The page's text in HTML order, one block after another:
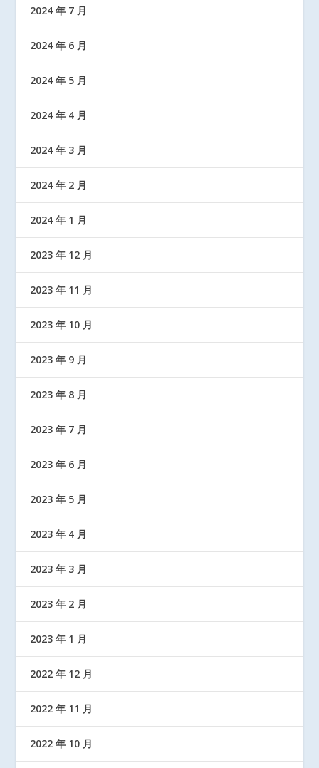
2024 年 7 月
2024 年 6 月
2024 年 5 月
2024 年 4 月
2024 年 3 月
2024 年 2 月
2024 年 1 月
2023 年 12 月
2023 年 11 月
2023 年 10 月
2023 年 9 月
2023 年 8 月
2023 年 7 月
2023 年 6 月
2023 年 5 月
2023 年 4 月
2023 年 3 月
2023 年 2 月
2023 年 1 月
2022 年 12 月
2022 年 11 月
2022 年 10 月